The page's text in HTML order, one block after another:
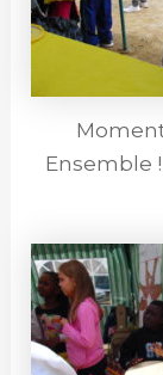
Ensemble